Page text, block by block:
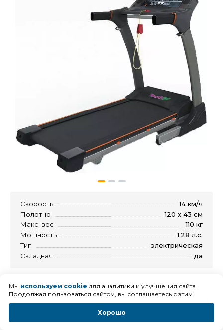
Скорость
14 км/ч
Полотно
120 х 43 см
Макс. вес
110 кг
Мощность
1.28 л.с.
Тип
электрическая
Складная
да
32 660руб.
Беговая дорожка HouseFit HT-
Мы используем cookie для аналитики и улучшения сайта.
Продолжая пользоваться сайтом, вы соглашаетесь с этим.
Хорошо